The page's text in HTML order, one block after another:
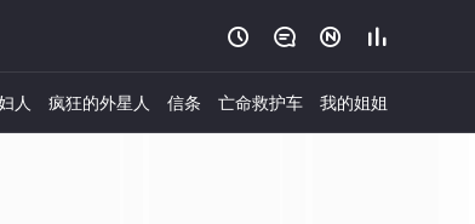
   
人 疯狂的外星人 信条 亡命救护车 我的姐姐